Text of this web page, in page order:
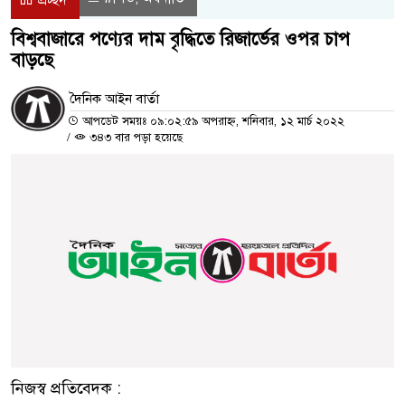
বিশ্ববাজারে পণ্যের দাম বৃদ্ধিতে রিজার্ভের ওপর চাপ
বাড়ছে
দৈনিক আইন বার্তা
আপডেট সময়ঃ ০৯:০২:৫৯ অপরাহ্ন, শনিবার, ১২ মার্চ ২০২২
/
৩৪৩ বার পড়া হয়েছে
নিজস্ব প্রতিবেদক :